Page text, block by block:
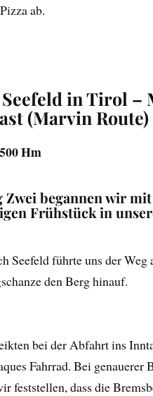
ab.
Seefeld in Tirol –
(Marvin Route)
Hm
Zwei begannen wir
Frühstück in
Seefeld führte uns der Weg
den Berg hinauf.
bei der Abfahrt ins
Fahrrad. Bei genauerer
feststellen, dass die